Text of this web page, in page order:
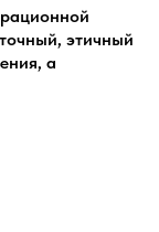
этичный
а